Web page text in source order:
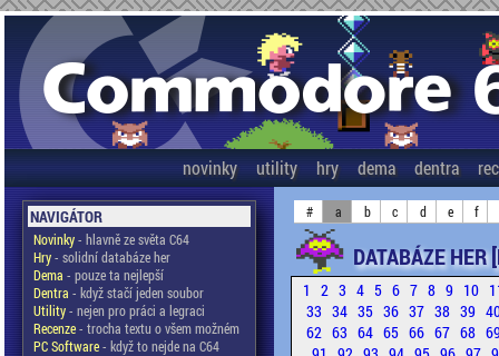
novinky utility hry dema dentra
NAVIGÁTOR
Novinky- hlavně ze světa C64
Hry- solidní databáze her
Dema - pouze ta nejlepší
Dentra - když stačí jeden soubor
Utility- nejen pro práci a legraci
Recenze- trocha textu o všem možném
PC Software- když to nejde na C64
# a b c d e f
DATABÁZE
1 2 3 4 5 6 7 8 9 10
33 34 35 36 37 38 39
62 63 64 65 66 67 68